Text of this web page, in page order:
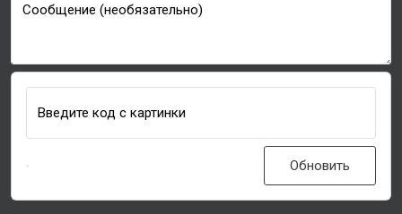
Сообщение (необязательно)
Введите код с картинки
Обновить